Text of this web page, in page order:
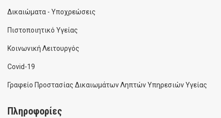
Δικαιώματα - Υποχρεώσεις
Πιστοποιητικό Υγείας
Κοινωνική Λειτουργός
Covid-19
Γραφείο Προστασίας Δικαιωμάτων Ληπτών Υπηρεσιών Υγείας
Πληροφορίες